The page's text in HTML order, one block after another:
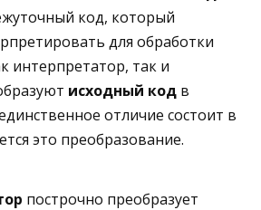
код, который
для обработки
интерпретатор, так и
исходный код в
отличие состоит в
это преобразование.
построчно преобразует